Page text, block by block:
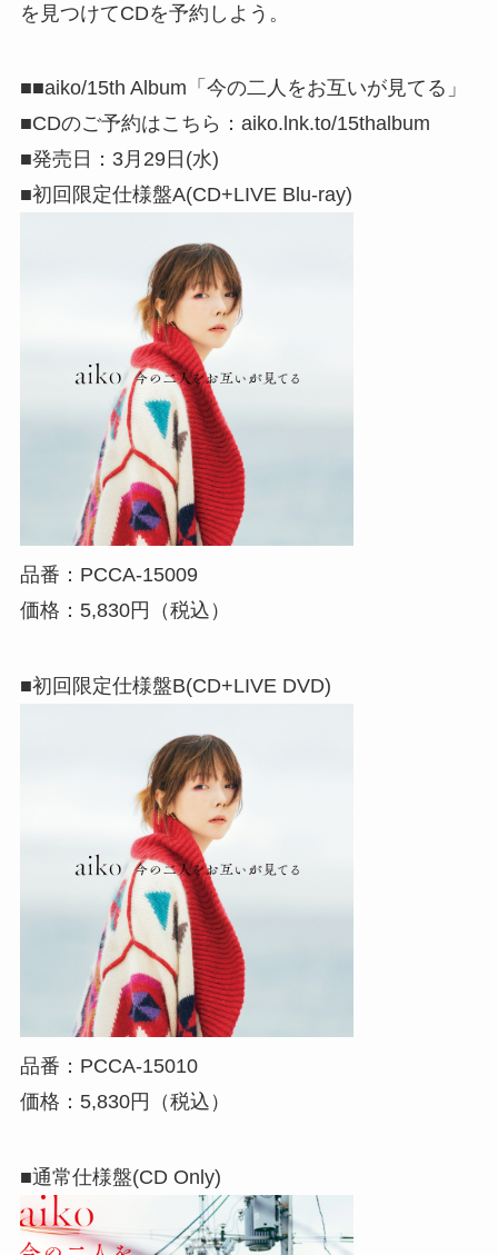
を見つけてCDを予約しよう。
■■aiko/15th Album「今の二人をお互いが見てる」
■CDのご予約はこちら：aiko.lnk.to/15thalbum
■発売日：3月29日(水)
■初回限定仕様盤A(CD+LIVE Blu-ray)
品番：PCCA-15009
価格：5,830円（税込）
■初回限定仕様盤B(CD+LIVE DVD)
品番：PCCA-15010
価格：5,830円（税込）
■通常仕様盤(CD Only)